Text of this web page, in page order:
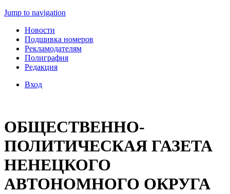
Jump to navigation
Новости
Подшивка номеров
Рекламодателям
Полиграфия
Редакция
Вход
ОБЩЕСТВЕННО-
ПОЛИТИЧЕСКАЯ ГАЗЕТА
НЕНЕЦКОГО
АВТОНОМНОГО ОКРУГА